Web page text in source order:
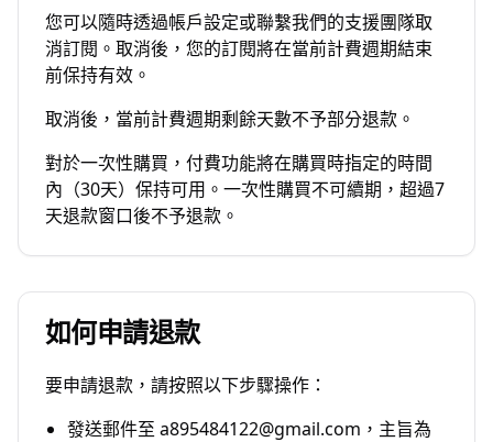
您可以隨時透過帳戶設定或聯繫我們的支援團隊取
消訂閱。取消後，您的訂閱將在當前計費週期結束
前保持有效。
取消後，當前計費週期剩餘天數不予部分退款。
對於一次性購買，付費功能將在購買時指定的時間
內（30天）保持可用。一次性購買不可續期，超過7
天退款窗口後不予退款。
如何申請退款
要申請退款，請按照以下步驟操作：
發送郵件至 a895484122@gmail.com，主旨為